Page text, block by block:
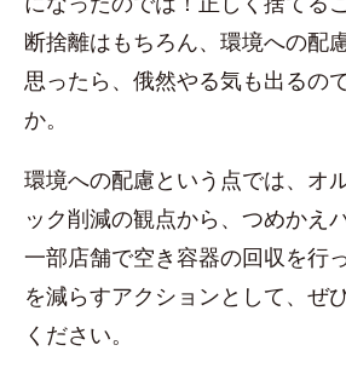
断捨離はもちろん、環境への配
思ったら、俄然やる気も出るの
か。
環境への配慮という点では、オ
ック削減の観点から、つめかえ
一部店舗で空き容器の回収を行
を減らすアクションとして、ぜ
ください。